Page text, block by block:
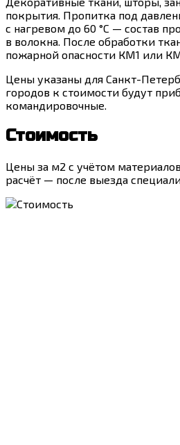
покрытия. Пропитка под
с нагревом до 60 °C — состав
в волокна. После обработки
пожарной опасности КМ1 или
Цены указаны для Санкт-
городов к стоимости будут
командировочные.
Стоимость
Цены за м2 с учётом
расчёт — после выезда